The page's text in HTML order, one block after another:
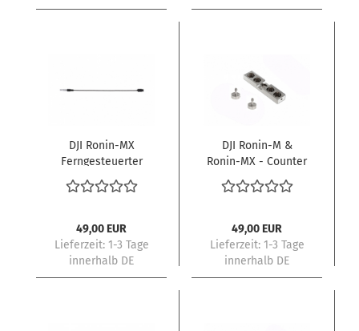
DJI Ronin-MX
Ferngesteuerter
Start/Stop DJI Focus
- Strom- und
49,00 EUR
Lieferzeit: 1-3 Tage
innerhalb DE
DJI Ronin-M &
Ronin-MX - Counter
Weight (270g) Part 21
49,00 EUR
Lieferzeit: 1-3 Tage
innerhalb DE